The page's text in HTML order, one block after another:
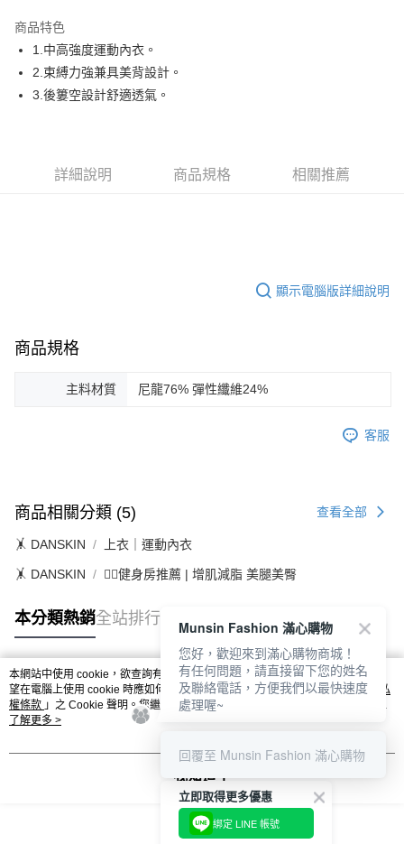
悠遊付
AFTEE先享後付
相關說明
２．便利：只要手機號碼，簡訊認證，即可結帳。
３．收到繳費通知簡訊後14天內，點擊此簡訊中的連結，可透過四大超商／
購買商品的店家。未經商家同意取消之訂單仍視為有效，需透過AFTEE先享
後付繳納相關費用。
是否繳費成功／繳費後需取消欲退款等相關疑問，請聯繫「AFTEE先享後付
２．關於個人資料處理事宜，請瀏覽以下網址：
https://aftee.tw/terms/#terms3
「AFTEE先享後付」，若未經同意申辦者引起之損失，本公司不負相關責
任。
４．使用「AFTEE先享後付」時，將依據個別帳號之用戶狀況，依本公司即
請求用戶進行身份認證。
５．嚴禁一人註冊多個帳號或使用他人資訊註冊。若發現惡意使用之情形，
恩沛科技股份有限公司將有權停止該用戶之使用額度並採取法律行動。
運送方式
免運費
免運費
宅配
免運費
免運費
商品特色
1.中高強度運動內衣。
2.束縛力強兼具美背設計。
3.後簍空設計舒適透氣。
詳細說明 商品規格 相關推薦
顯示電腦版詳細說明
商品規格
主料材質 尼龍76% 彈性纖維24%
客服
商品相關分類 (5) 查看全部
🤸 DANSKIN 上衣｜運動內衣
🤸 DANSKIN 🏋️‍♀️健身房推薦 | 增肌減脂 美腿美臀
本分類熱銷全站排行
熱門標籤
本網站中使用 cookie，欲查詢有關本網站使用 cookie 方式之詳情，及若您不希
望在電腦上使用 cookie 時應如何變更電腦的 cookie 設定，請參閱本網站「
隱私
權條款 」之 Cookie 聲明。您繼續使用本網站即表示您同意本公司得按本網站使
用條款之 Cookie 聲明使用 cookie。
了解更多 >
我知道了
立即取得更多優惠
綁定 LINE 帳號
Munsin Fashion 滿心購物
您好，歡迎來到滿心購物商城！
有任何問題，請直接留下您的姓名
及聯絡電話，方便我們以最快速度
處理喔~
回覆至 Munsin Fashion 滿心購物